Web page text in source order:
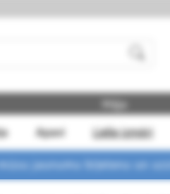
Apavi Lielie izmēri
Māja
mūsu jaunumu biļetenu un